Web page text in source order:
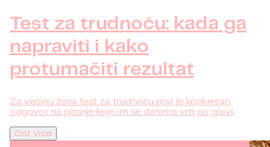
Test za trudnoću: kada ga
napraviti i kako
protumačiti rezultat
Za većinu žena test za trudnoću prvi je konkretan
odgovor na pitanje koje im se danima vrti po glavi.
číst více